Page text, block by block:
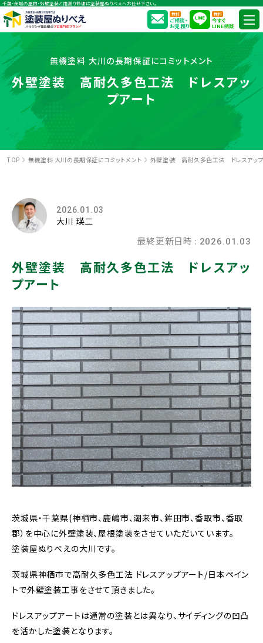
千葉・茨城の屋根・外壁塗装と雨漏り修理は塗装屋ぬりべえへお任せ下さい。
無料
ご相談・
お見積り
無料
今すぐ
LINE相談
無機塗料 大川の長期保証にコミットメント
外壁塗装 高耐久多色工法 ドレスアッ
プアート
TOP 無機塗料 大川の長期保証にコミットメント 外壁塗装 高耐久多色工法 ドレスアッ
2026.01.03
大川 瑛二
最終更新日時 : 2026.01.03
外壁塗装 高耐久多色工法 ドレスアッ
プアート
茨城県・千葉県(神栖市、鹿嶋市、潮来市、鉾田市、香取市、香取
郡）を中心に外壁塗装、屋根塗装をさせていただいています。
塗装屋ぬりべえの大川です。
茨城県神栖市で高耐久多色工法 ドレスアップアート/日本ペイン
トで外壁塗装工事をさせて頂きました。
ドレスアップアートは通常の塗装とは異なり、サイディングの凹凸
を活かした塗装となります。